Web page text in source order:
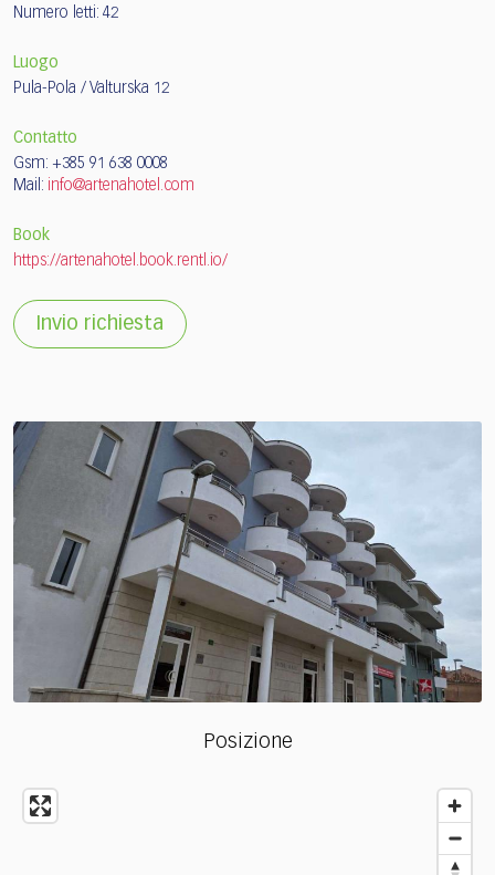
Numero letti: 42
Luogo
Pula-Pola / Valturska 12
Contatto
Gsm: +385 91 638 0008
Mail:
info@artenahotel.com
Book
https://artenahotel.book.rentl.io/
Invio richiesta
Posizione